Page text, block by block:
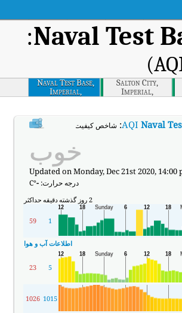
Naval Test
:
Naval Test Base,
Imperial,
California
Salton City,
Imperial,
California
AQI Naval
: شاخص کیفیت هوای بی‌درنگ Naval Test Base, Imperial, California (AQI).
خوب
Updated on Monday, Dec 21st 2020, 14:00
درجه حرارت:-
°C
2 روز گذشته دقیقه حداکثر
1
59
اطلاعات آب و هوا
5
23
1015
1026